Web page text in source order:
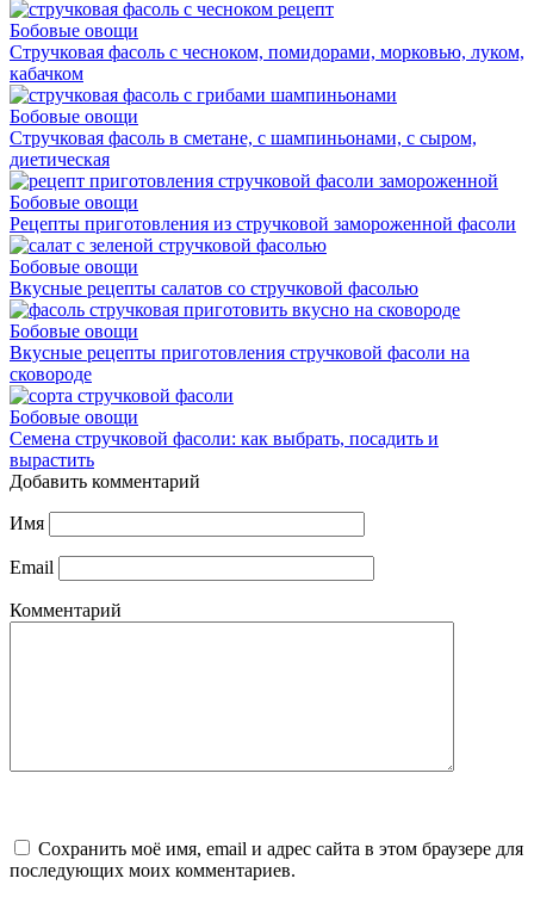
Бобовые овощи
Стручковая фасоль с чесноком, помидорами, морковью, луком,
кабачком
Бобовые овощи
Стручковая фасоль в сметане, с шампиньонами, с сыром,
диетическая
Бобовые овощи
Рецепты приготовления из стручковой замороженной фасоли
Бобовые овощи
Вкусные рецепты салатов со стручковой фасолью
Бобовые овощи
Вкусные рецепты приготовления стручковой фасоли на
сковороде
Бобовые овощи
Семена стручковой фасоли: как выбрать, посадить и
вырастить
Добавить комментарий
Имя
Email
Комментарий
Сохранить моё имя, email и адрес сайта в этом браузере для
последующих моих комментариев.